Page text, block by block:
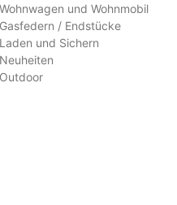
Wohnwagen und Wohnmobil
Gasfedern / Endstücke
Laden und Sichern
Neuheiten
Outdoor